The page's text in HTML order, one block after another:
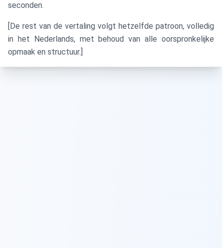
seconden.
[De rest van de vertaling volgt hetzelfde patroon, volledig
in het Nederlands, met behoud van alle oorspronkelijke
opmaak en structuur.]